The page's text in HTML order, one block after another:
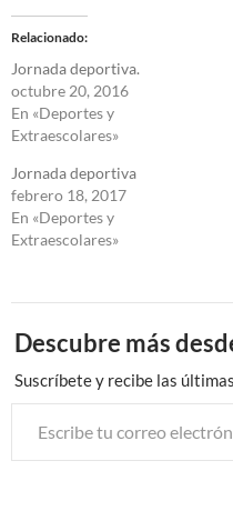
Relacionado
Jornada deportiva.
octubre 20, 2016
En «Deportes y
Extraescolares»
Jornada deportiva
febrero 18, 2017
En «Deportes y
Extraescolares»
Descubre más
Suscríbete y recibe las
Escribe tu correo electrónico…